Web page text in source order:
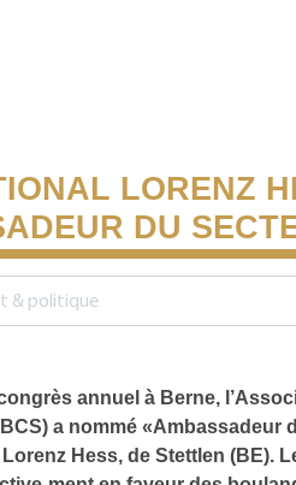
LORENZ
DU
& politique
annuel à Berne,
a nommé «Ambassadeur
Hess, de Stettlen (BE).